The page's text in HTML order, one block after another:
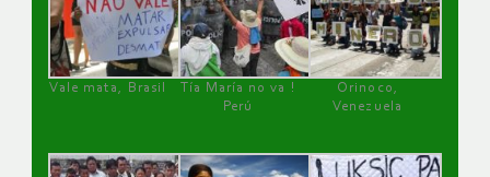
Vale mata, Brasil
Tía María no va !
Perú
Orinoco,
Venezuela